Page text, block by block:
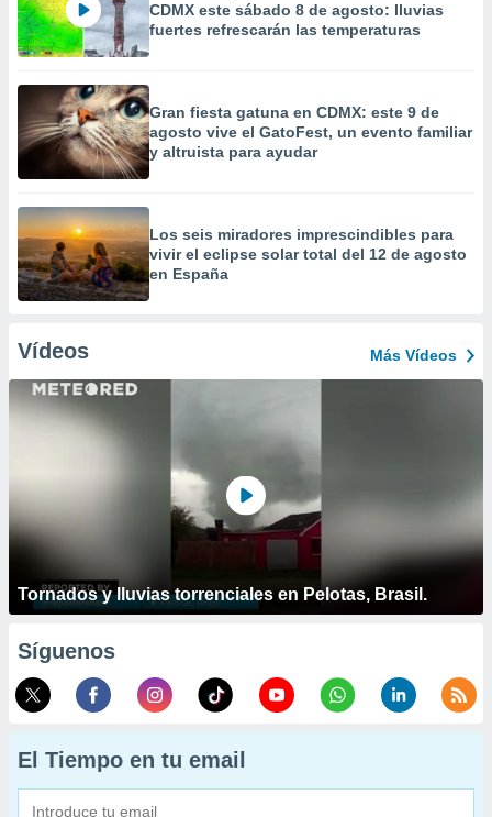
CDMX este sábado 8 de agosto: lluvias
fuertes refrescarán las temperaturas
Gran fiesta gatuna en CDMX: este 9 de
agosto vive el GatoFest, un evento familiar
y altruista para ayudar
Los seis miradores imprescindibles para
vivir el eclipse solar total del 12 de agosto
en España
Vídeos Más Vídeos
Tornados y lluvias torrenciales en Pelotas, Brasil.
Síguenos
El Tiempo en tu email